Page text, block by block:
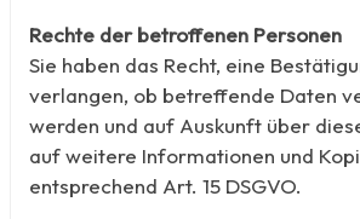
Rechte der betroffenen Personen
Sie haben das Recht, eine
verlangen, ob betreffende Daten
werden und auf Auskunft über
auf weitere Informationen und
entsprechend Art. 15 DSGVO.